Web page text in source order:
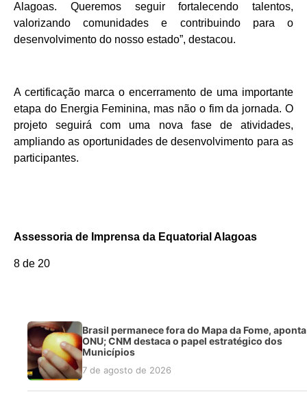
Alagoas. Queremos seguir fortalecendo talentos,
valorizando comunidades e contribuindo para o
desenvolvimento do nosso estado”, destacou.
A certificação marca o encerramento de uma importante
etapa do Energia Feminina, mas não o fim da jornada. O
projeto seguirá com uma nova fase de atividades,
ampliando as oportunidades de desenvolvimento para as
participantes.
Assessoria de Imprensa da Equatorial Alagoas
8 de 20
Brasil permanece fora do Mapa da Fome, aponta
ONU; CNM destaca o papel estratégico dos
Municípios
7 de agosto de 2026